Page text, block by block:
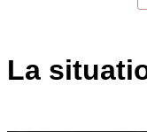
La